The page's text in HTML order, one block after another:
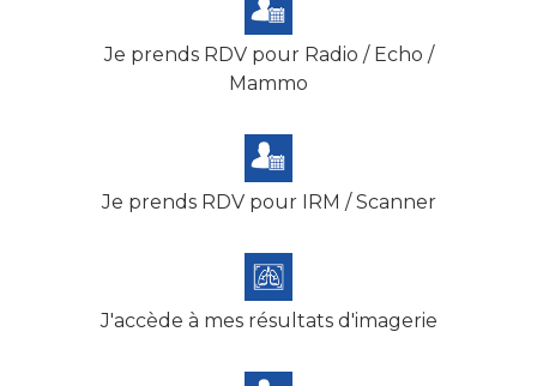
Je prends RDV pour Radio / Echo /
Mammo
Je prends RDV pour IRM / Scanner
J'accède à mes résultats d'imagerie